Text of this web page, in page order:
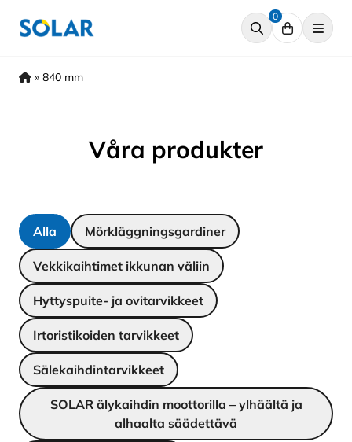
sisältöön
0
» 840 mm
Våra produkter
Alla Mörkläggningsgardiner
Vekkikaihtimet ikkunan väliin
Hyttyspuite- ja ovitarvikkeet
Irtoristikoiden tarvikkeet
Sälekaihdintarvikkeet
SOLAR älykaihdin moottorilla – ylhäältä ja
alhaalta säädettävä